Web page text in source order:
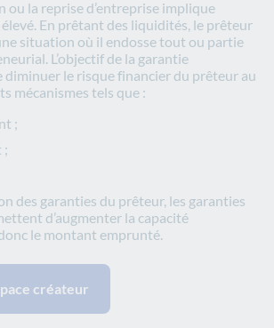
ou la reprise d’entreprise implique
En prêtant des liquidités, le prêteur
situation où il endosse tout ou partie
L’objectif de la garantie
diminuer le risque financier du prêteur au
mécanismes tels que :
;
;
des garanties du prêteur, les garanties
d’augmenter la capacité
le montant emprunté.
créateur